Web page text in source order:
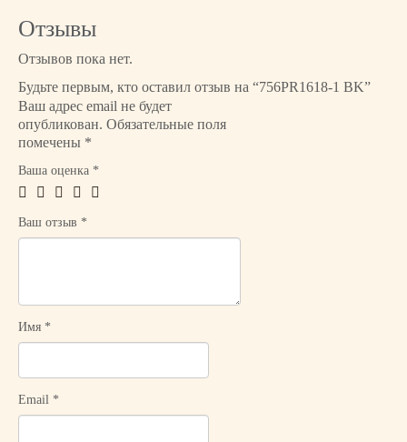
о
в
р
а
7
6
1
Отзывы
Отзывов пока нет.
Будьте первым, кто оставил отзыв на “756PR1618-1 BK”
Ваш адрес email не будет
опубликован. Обязательные поля
помечены *
Ваша оценка *
Ваш отзыв *
Имя *
Email *